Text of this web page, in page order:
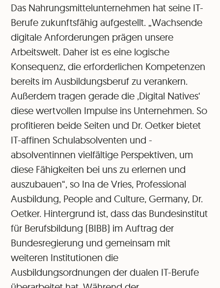
Das Nahrungsmittelunternehmen hat seine IT-
Berufe zukunftsfähig aufgestellt. „Wachsende
digitale Anforderungen prägen unsere
Arbeitswelt. Daher ist es eine logische
Konsequenz, die erforderlichen Kompetenzen
bereits im Ausbildungsberuf zu verankern.
Außerdem tragen gerade die ‚Digital Natives‘
diese wertvollen Impulse ins Unternehmen. So
profitieren beide Seiten und Dr. Oetker bietet
IT-affinen Schulabsolventen und -
absolventinnen vielfältige Perspektiven, um
diese Fähigkeiten bei uns zu erlernen und
auszubauen“, so Ina de Vries, Professional
Ausbildung, People and Culture, Germany, Dr.
Oetker. Hintergrund ist, dass das Bundesinstitut
für Berufsbildung (BIBB) im Auftrag der
Bundesregierung und gemeinsam mit
weiteren Institutionen die
Ausbildungsordnungen der dualen IT-Berufe